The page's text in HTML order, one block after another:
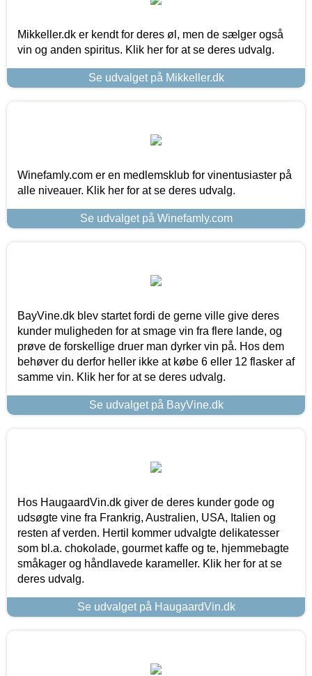
Mikkeller.dk er kendt for deres øl, men de sælger også
vin og anden spiritus. Klik her for at se deres udvalg.
Se udvalget på Mikkeller.dk
Winefamly.com er en medlemsklub for vinentusiaster på
alle niveauer. Klik her for at se deres udvalg.
Se udvalget på Winefamly.com
BayVine.dk blev startet fordi de gerne ville give deres
kunder muligheden for at smage vin fra flere lande, og
prøve de forskellige druer man dyrker vin på. Hos dem
behøver du derfor heller ikke at købe 6 eller 12 flasker af
samme vin. Klik her for at se deres udvalg.
Se udvalget på BayVine.dk
Hos HaugaardVin.dk giver de deres kunder gode og
udsøgte vine fra Frankrig, Australien, USA, Italien og
resten af verden. Hertil kommer udvalgte delikatesser
som bl.a. chokolade, gourmet kaffe og te, hjemmebagte
småkager og håndlavede karameller. Klik her for at se
deres udvalg.
Se udvalget på HaugaardVin.dk